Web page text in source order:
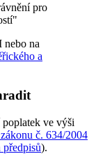
pro
nebo na
a
ve výši
č. 634/2004
).